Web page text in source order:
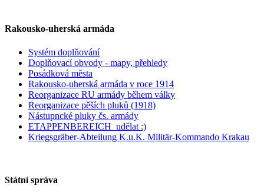
Rakousko-uherská armáda
Systém doplňování
Doplňovací obvody - mapy, přehledy
Posádková města
Rakousko-uherská armáda v roce 1914
Reorganizace RU armády během války
Reorganizace pěších pluků (1918)
Nástupncké pluky čs. armády
ETAPPENBEREICH_udělat :)
Kriegsgräber-Abteilung K.u.K. Militär-Kommando Krakau
Státní správa